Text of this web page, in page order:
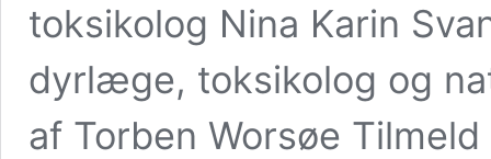
toksikolog Nina Karin
dyrlæge, toksikolog og
af Torben Worsøe